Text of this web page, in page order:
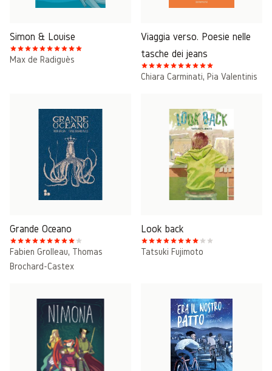
Simon & Louise
Max de Radiguès
Viaggia verso. Poesie nelle
tasche dei jeans
Chiara Carminati, Pia Valentinis
Grande Oceano
Fabien Grolleau, Thomas
Brochard-Castex
Look back
Tatsuki Fujimoto